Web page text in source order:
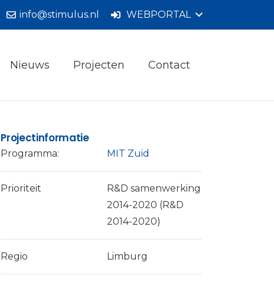
info@stimulus.nl WEBPORTAL
Nieuws Projecten Contact
Projectinformatie
Programma: MIT Zuid
Prioriteit
R&D samenwerking
2014-2020 (R&D
2014-2020)
Regio Limburg